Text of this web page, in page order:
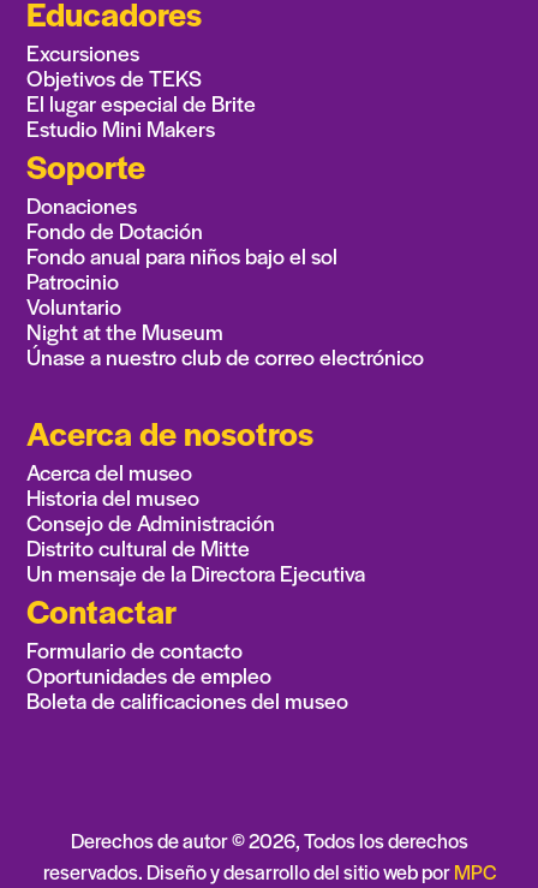
Educadores
Excursiones
Objetivos de TEKS
El lugar especial de Brite
Estudio Mini Makers
Soporte
Donaciones
Fondo de Dotación
Fondo anual para niños bajo el sol
Patrocinio
Voluntario
Night at the Museum
Únase a nuestro club de correo electrónico
Acerca de nosotros
Acerca del museo
Historia del museo
Consejo de Administración
Distrito cultural de Mitte
Un mensaje de la Directora Ejecutiva
Contactar
Formulario de contacto
Oportunidades de empleo
Boleta de calificaciones del museo
Derechos de autor ©2026, Todos los derechos
reservados. Diseño y desarrollo del sitio web porMPC